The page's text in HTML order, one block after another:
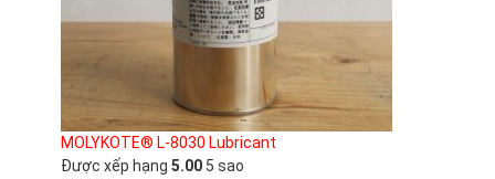
MOLYKOTE® L-8030 Lubricant
Được xếp hạng 5.00 5 sao